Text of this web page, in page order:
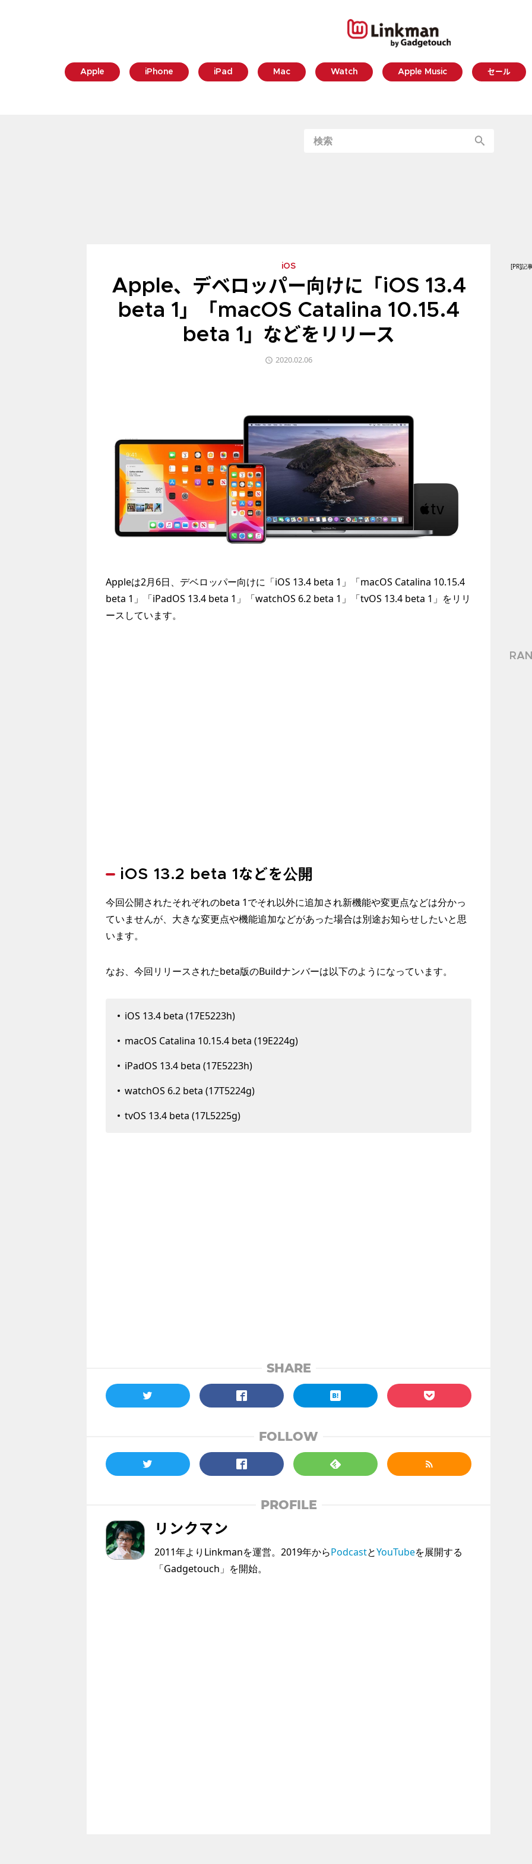
Apple iPhone iPad Mac Watch Apple Music セール
iOS
Apple、デベロッパー向けに「iOS 13.4
beta 1」「macOS Catalina 10.15.4
beta 1」などをリリース
2020.02.06
Appleは2月6日、デベロッパー向けに「iOS 13.4 beta 1」「macOS Catalina 10.15.4
beta 1」「iPadOS 13.4 beta 1」「watchOS 6.2 beta 1」「tvOS 13.4 beta 1」をリリ
ースしています。
iOS 13.2 beta 1などを公開
今回公開されたそれぞれのbeta 1でそれ以外に追加され新機能や変更点などは分かっ
ていませんが、大きな変更点や機能追加などがあった場合は別途お知らせしたいと思
います。
なお、今回リリースされたbeta版のBuildナンバーは以下のようになっています。
iOS 13.4 beta (17E5223h)
macOS Catalina 10.15.4 beta (19E224g)
iPadOS 13.4 beta (17E5223h)
watchOS 6.2 beta (17T5224g)
tvOS 13.4 beta (17L5225g)
SHARE
FOLLOW
PROFILE
リンクマン
2011年よりLinkmanを運営。2019年からPodcastとYouTubeを展開する
「Gadgetouch」を開始。
[PR]記